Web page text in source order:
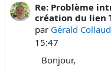
Re: Problème
création du lien
par Gérald Collaud
15:47
Nombre de
Bonjour,